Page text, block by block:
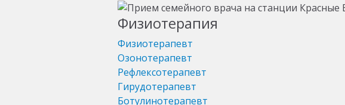
Физиотерапия
Физиотерапевт
Озонотерапевт
Рефлексотерапевт
Гирудотерапевт
Ботулинотерапевт